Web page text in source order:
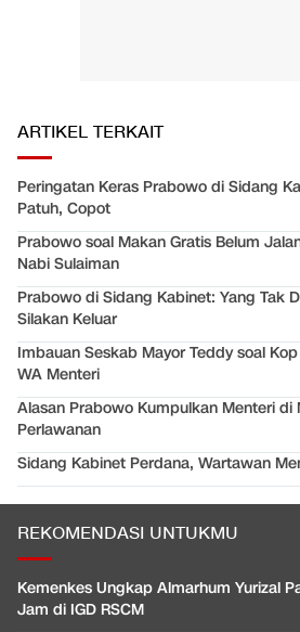
ARTIKEL TERKAIT
Peringatan Keras Prabowo di Sidang
Patuh, Copot
Prabowo soal Makan Gratis Belum
Nabi Sulaiman
Prabowo di Sidang Kabinet: Yang Tak
Silakan Keluar
Imbauan Seskab Mayor Teddy soal
WA Menteri
Alasan Prabowo Kumpulkan Menteri di
Perlawanan
Sidang Kabinet Perdana, Wartawan
REKOMENDASI UNTUKMU
Kemenkes Ungkap Almarhum Yurizal
Jam di IGD RSCM